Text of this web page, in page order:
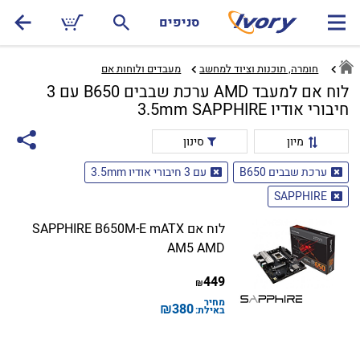
סניפים
חומרה, תוכנות וציוד למחשב מעבדים ולוחות אם‏
לוח אם למעבד AMD ערכת שבבים B650 עם 3
חיבורי אודיו 3.5mm SAPPHIRE
מיון
סינון
ערכת שבבים B650
עם 3 חיבורי אודיו 3.5mm
SAPPHIRE
לוח אם SAPPHIRE B650M-E mATX
AM5 AMD
449
₪
מחיר
באילת:380
₪